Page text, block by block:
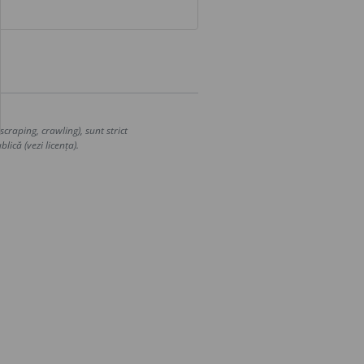
crawling), sunt strict
(vezi licența).